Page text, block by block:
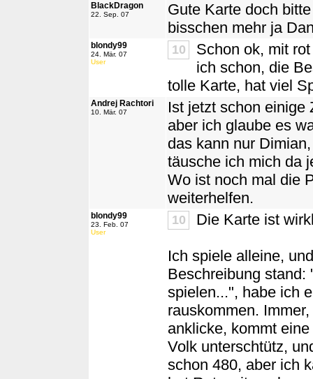
BlackDragon
22. Sep. 07
Gute Karte doch
bisschen mehr ja
blondy99
24. Mär. 07
User
10
Schon ok, mit
ich schon, die
tolle Karte, hat viel
Andrej Rachtori
10. Mär. 07
Ist jetzt schon einige
aber ich glaube es
das kann nur
täusche ich mich da
Wo ist noch mal die
weiterhelfen.
blondy99
23. Feb. 07
User
10 Die Karte ist
Ich spiele alleine,
Beschreibung stand:
spielen...", habe ich
rauskommen.
anklicke, kommt
Volk unterschtütz,
schon 480, aber ich